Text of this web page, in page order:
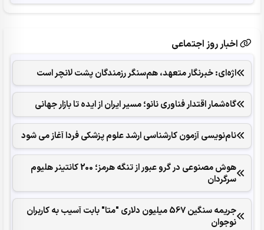
اخبار روز اجتماعی
اژه‌ای: خبرنگار متعهد، هم‌سنگر رزمندگان پشت لانچر است
گاه‌شمار اقتدار فناوری نانو؛ مسیر ایران از ایده تا بازار جهانی
نام‌نویسی آزمون کارشناسی ارشد علوم پزشکی فردا آغاز می شود
هوش مصنوعی در گرو عبور از تنگه هرمز؛ 200 کانتینر هلیوم
سرگردان
جریمه سنگین 567 میلیون دلاری "متا" بابت آسیب به کاربران
نوجوان